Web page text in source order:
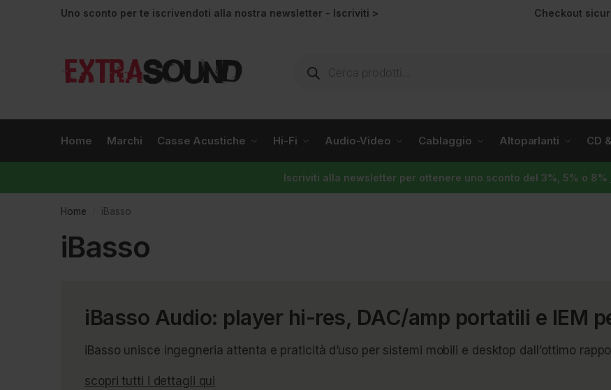
Uno sconto per te iscrivendoti alla nostra newsletter - Iscriviti > Checkout
Home Marchi Casse Acustiche Hi-Fi Audio-Video Cablaggio Altoparlanti CD
Iscriviti alla newsletter per ottenere uno sconto del 3%, 5% o 8%
Home iBasso
iBasso
iBasso Audio: player hi-res, DAC/amp portatili e IEM
iBasso unisce ingegneria attenta e praticità d’uso per sistemi mobili e desktop dall’ottimo
scopri tutti i dettagli qui